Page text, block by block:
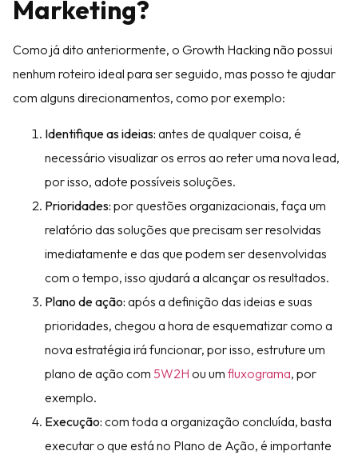
Marketing?
Como já dito anteriormente, o Growth Hacking não possui
nenhum roteiro ideal para ser seguido, mas posso te ajudar
com alguns direcionamentos, como por exemplo:
Identifique as ideias: antes de qualquer coisa, é
necessário visualizar os erros ao reter uma nova lead,
por isso, adote possíveis soluções.
Prioridades: por questões organizacionais, faça um
relatório das soluções que precisam ser resolvidas
imediatamente e das que podem ser desenvolvidas
com o tempo, isso ajudará a alcançar os resultados.
Plano de ação: após a definição das ideias e suas
prioridades, chegou a hora de esquematizar como a
nova estratégia irá funcionar, por isso, estruture um
plano de ação com 5W2H ou um fluxograma, por
exemplo.
Execução: com toda a organização concluída, basta
executar o que está no Plano de Ação, é importante